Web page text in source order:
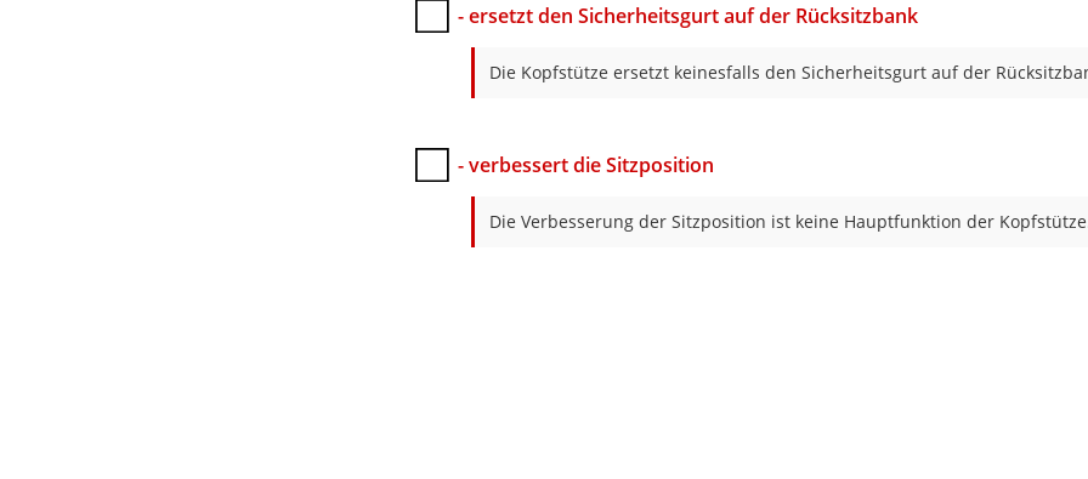
- ersetzt den Sicherheitsgurt auf der Rücksitzbank
Die Kopfstütze ersetzt keinesfalls den Sicherheitsgurt auf der
- verbessert die Sitzposition
Die Verbesserung der Sitzposition ist keine Hauptfunktion der